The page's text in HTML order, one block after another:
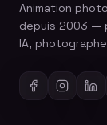
Animation
depuis 2003 —
IA,